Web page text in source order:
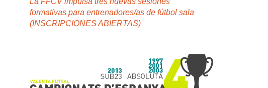
formativas para entrenadores/as de fútbol sala
(INSCRIPCIONES ABIERTAS)